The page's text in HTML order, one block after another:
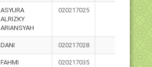
ASYURA
ALRIZKY
ARIANSYAH
020217025
DANI 020217028
FAHMI
020217035